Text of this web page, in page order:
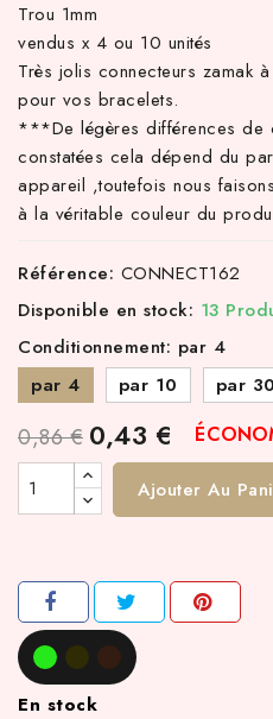
d'achat hors frais de port
Trou 1mm
vendus x 4 ou 10 unités
Très jolis connecteurs zamak
pour vos bracelets.
***De légères différences de
constatées cela dépend du
appareil ,toutefois nous
à la véritable couleur du
Référence: CONNECT162
Disponible en stock: 13
Conditionnement: par 4
par 4
par 10 par 30
0,86 € 0,43 €
Ajouter Au
En stock